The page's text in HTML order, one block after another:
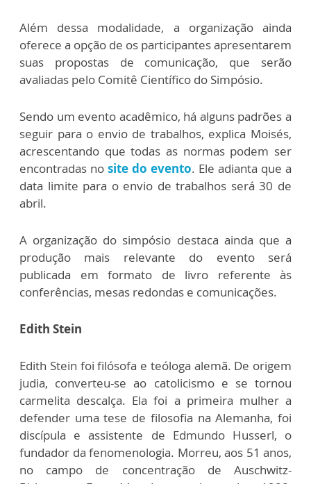
Além dessa modalidade, a organização ainda
oferece a opção de os participantes apresentarem
suas propostas de comunicação, que serão
avaliadas pelo Comitê Científico do Simpósio.
Sendo um evento acadêmico, há alguns padrões a
seguir para o envio de trabalhos, explica Moisés,
acrescentando que todas as normas podem ser
encontradas no site do evento. Ele adianta que a
data limite para o envio de trabalhos será 30 de
abril.
A organização do simpósio destaca ainda que a
produção mais relevante do evento será
publicada em formato de livro referente às
conferências, mesas redondas e comunicações.
Edith Stein
Edith Stein foi filósofa e teóloga alemã. De origem
judia, converteu-se ao catolicismo e se tornou
carmelita descalça. Ela foi a primeira mulher a
defender uma tese de filosofia na Alemanha, foi
discípula e assistente de Edmundo Husserl, o
fundador da fenomenologia. Morreu, aos 51 anos,
no campo de concentração de Auschwitz-